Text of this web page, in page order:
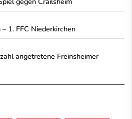
1. FFC Niederkirchen
angetretene Freinsheimer